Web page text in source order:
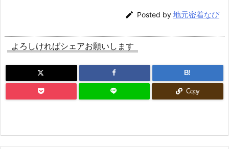
 Posted by 地元密着なび
よろしければシェアお願いします
B!
Copy